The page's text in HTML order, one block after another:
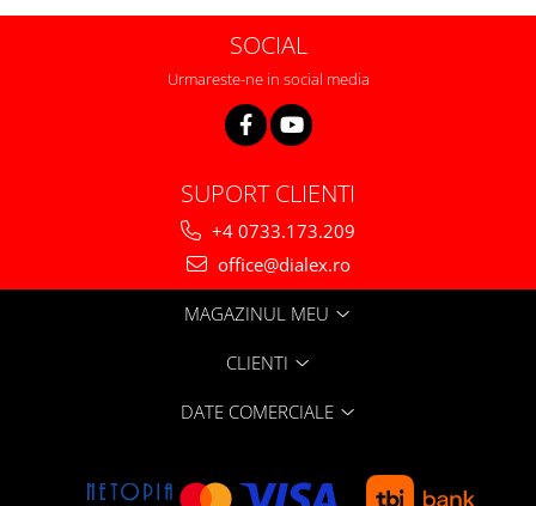
SOCIAL
Urmareste-ne in social media
SUPORT CLIENTI
+4 0733.173.209
office@dialex.ro
MAGAZINUL MEU
CLIENTI
DATE COMERCIALE